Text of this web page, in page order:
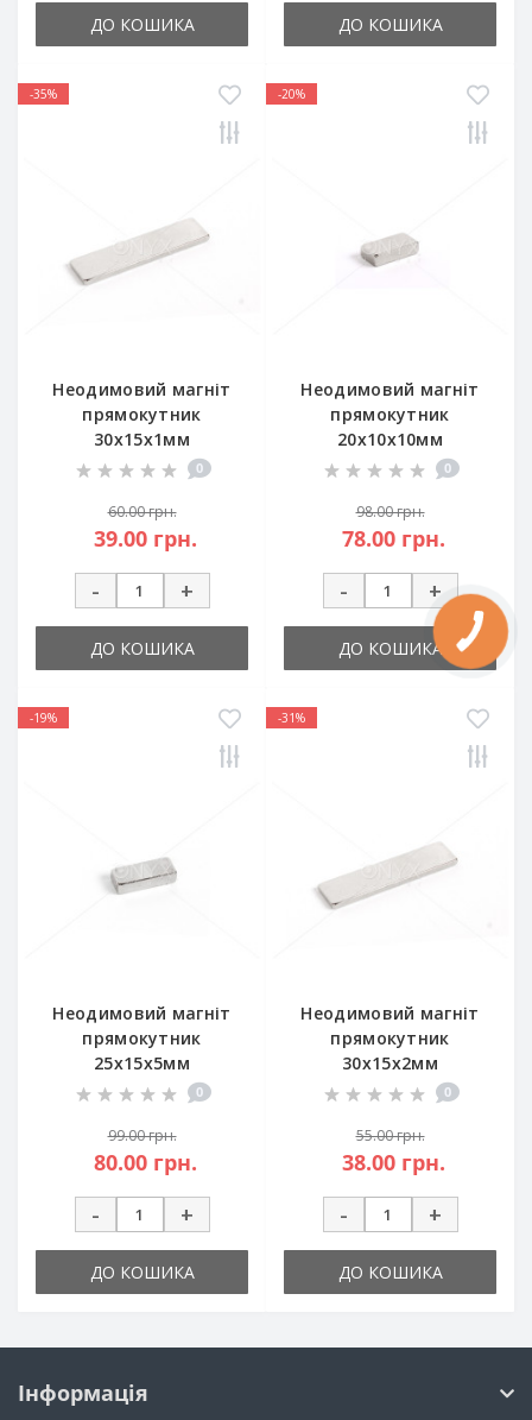
ДО КОШИКА ДО КОШИКА
-35%
Неодимовий магніт
прямокутник
30х15х1мм
0
60.00 грн.
39.00 грн.
-
+
ДО КОШИКА
-20%
Неодимовий магніт
прямокутник
20х10х10мм
0
98.00 грн.
78.00 грн.
-
+
ДО КОШИКА
-19%
Неодимовий магніт
прямокутник
25х15х5мм
0
99.00 грн.
80.00 грн.
-
+
ДО КОШИКА
-31%
Неодимовий магніт
прямокутник
30х15х2мм
0
55.00 грн.
38.00 грн.
-
+
ДО КОШИКА
Інформація